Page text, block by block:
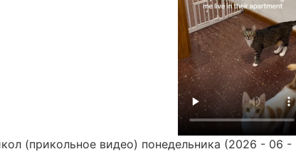
(прикольное видео) понедельника (2026 - 06 -